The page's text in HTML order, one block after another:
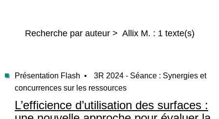
Recherche par auteur > Allix M. : 1 texte(s)
Présentation Flash •
3R 2024 - Séance : Synergies et
concurrences sur les ressources
L’efficience d’utilisation des surfaces :